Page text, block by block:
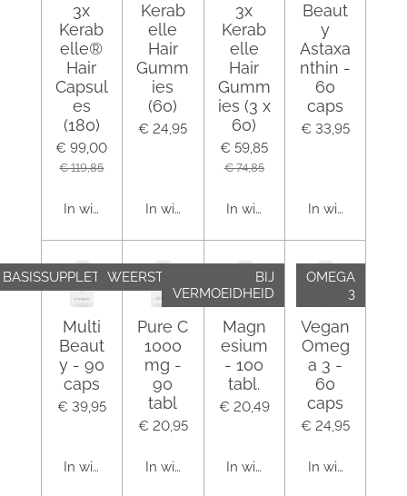
3x
Kerab
elle®
Hair
Capsul
es
(180)
€ 99,00
€ 119,85
In winkelwagen
Kerab
elle
Hair
Gumm
ies
(60)
€ 24,95
In winkelwagen
3x
Kerab
elle
Hair
Gumm
ies (3 x
60)
€ 59,85
€ 74,85
In winkelwagen
Beaut
y
Astaxa
nthin -
60
caps
€ 33,95
In winkelwagen
BASISSUPPLETIE
Multi
Beaut
y - 90
caps
€ 39,95
In winkelwagen
WEERSTAND
Pure C
1000
mg -
90
tabl
€ 20,95
In winkelwagen
BIJ
VERMOEIDHEID
Magn
esium
- 100
tabl.
€ 20,49
In winkelwagen
OMEGA
3
Vegan
Omeg
a 3 -
60
caps
€ 24,95
In winkelwagen